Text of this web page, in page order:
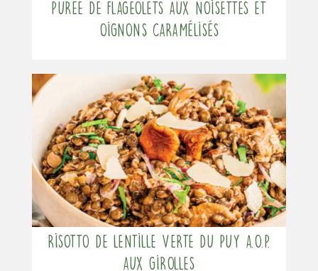
Purée de flageolets aux noisettes et
oignons caramélisés
Risotto de Lentille verte du Puy A.O.P.
aux girolles